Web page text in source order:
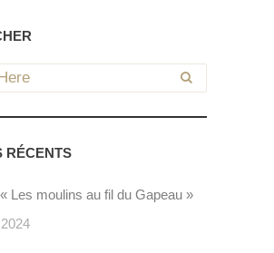
RÉCENTS
Les moulins au fil du Gapeau »